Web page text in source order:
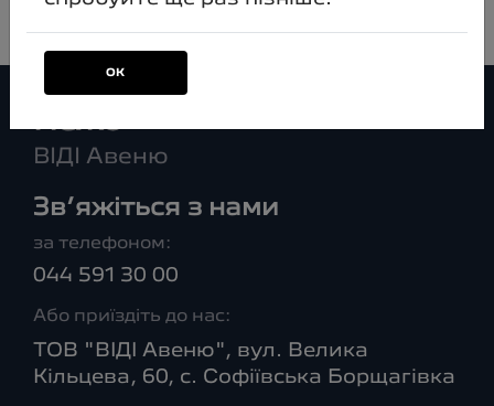
Пежо
ВІДІ Авеню
Зв’яжіться з нами
за телефоном:
044 591 30 00
Або приїздіть до нас:
ТОВ "ВІДІ Авеню", вул. Велика
Кільцева, 60, с. Софіївська Борщагівка
ОК